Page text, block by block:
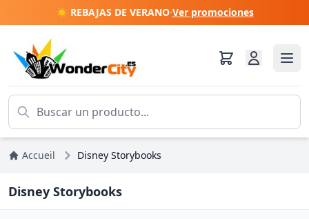
☀️ REBAJAS DE VERANO·Ver promociones
Accueil Disney Storybooks
Disney Storybooks